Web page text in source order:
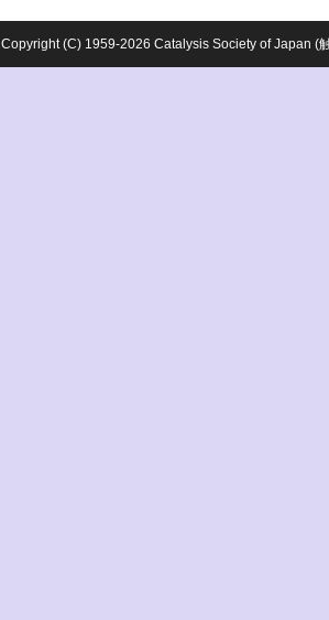
Copyright (C) 1959-2026 Catalysis Society of Japan (